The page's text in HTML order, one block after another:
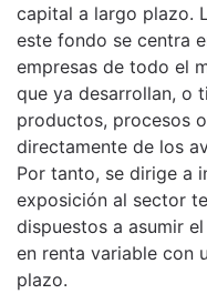
capital a largo plazo.
este fondo se centra
empresas de todo el
que ya desarrollan, o
productos, procesos
directamente de los
Por tanto, se dirige a
exposición al sector
dispuestos a asumir
en renta variable con
plazo.